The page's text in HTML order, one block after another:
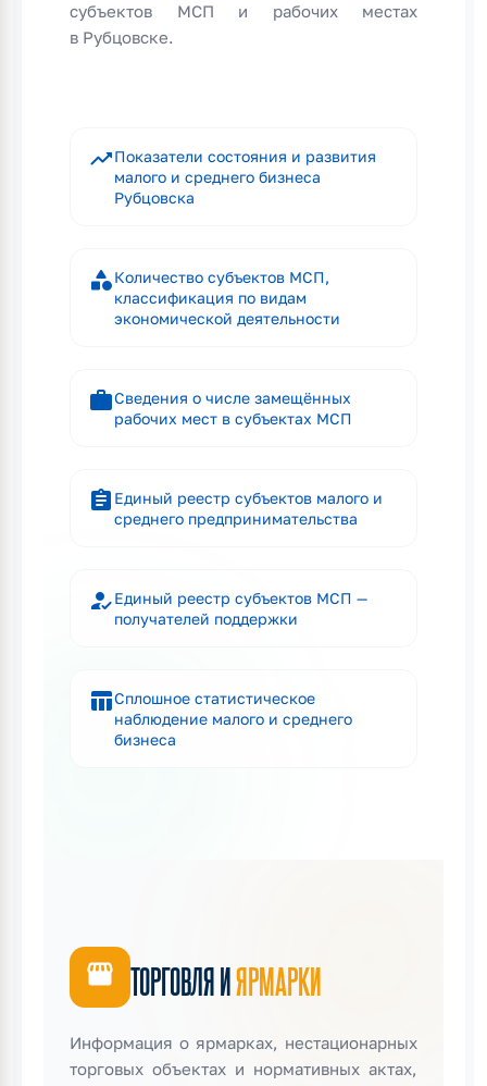
субъектов МСП и рабочих местах
в Рубцовске.
trending_upПоказатели состояния и развития
малого и среднего бизнеса
Рубцовска
categoryКоличество субъектов МСП,
классификация по видам
экономической деятельности
workСведения о числе замещённых
рабочих мест в субъектах МСП
assignment Единый реестр субъектов малого и
среднего предпринимательства
how_to_regЕдиный реестр субъектов МСП —
получателей поддержки
table_chartСплошное статистическое
наблюдение малого и среднего
бизнеса
storefront ТОРГОВЛЯ ИЯРМАРКИ
Информация о ярмарках, нестационарных
торговых объектах и нормативных актах,